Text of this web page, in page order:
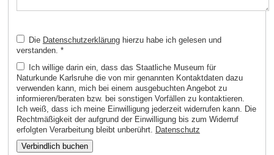
Die Datenschutzerklärunghierzu habe ich gelesen und
verstanden. *
Ich willige darin ein, dass das Staatliche Museum für
Naturkunde Karlsruhe die von mir genannten Kontaktdaten dazu
verwenden kann, mich bei einem ausgebuchten Angebot zu
informieren/beraten bzw. bei sonstigen Vorfällen zu kontaktieren.
Ich weiß, dass ich meine Einwilligung jederzeit widerrufen kann. Die
Rechtmäßigkeit der aufgrund der Einwilligung bis zum Widerruf
erfolgten Verarbeitung bleibt unberührt. Datenschutz
Verbindlich buchen